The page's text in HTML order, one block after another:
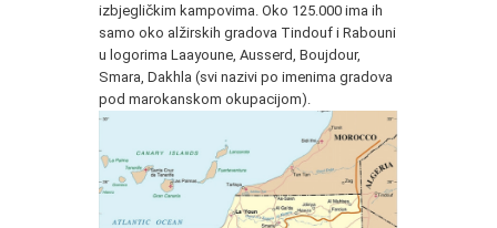
izbjegličkim kampovima. Oko 125.000 ima ih
samo oko alžirskih gradova Tindouf i Rabouni
u logorima Laayoune, Ausserd, Boujdour,
Smara, Dakhla (svi nazivi po imenima gradova
pod marokanskom okupacijom).